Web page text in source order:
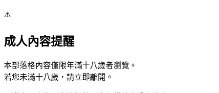
⚠️
成人內容提醒
本部落格內容僅限年滿十八歲者瀏覽。
若您未滿十八歲，請立即離開。